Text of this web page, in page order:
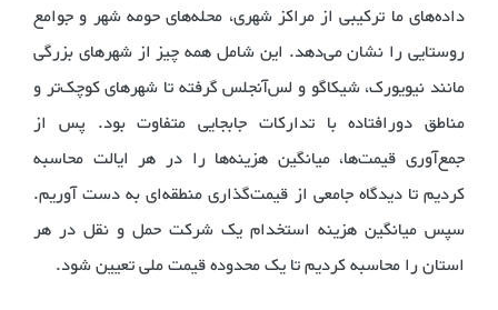
داده‌های ما ترکیبی از مراکز شهری، محله‌های حومه شهر و جوامع
روستایی را نشان می‌دهد. این شامل همه چیز از شهرهای بزرگی
مانند نیویورک، شیکاگو و لس‌آنجلس گرفته تا شهرهای کوچک‌تر و
مناطق دورافتاده با تدارکات جابجایی متفاوت بود. پس از
جمع‌آوری قیمت‌ها، میانگین هزینه‌ها را در هر ایالت محاسبه
کردیم تا دیدگاه جامعی از قیمت‌گذاری منطقه‌ای به دست آوریم.
سپس میانگین هزینه استخدام یک شرکت حمل و نقل در هر
استان را محاسبه کردیم تا یک محدوده قیمت ملی تعیین شود.